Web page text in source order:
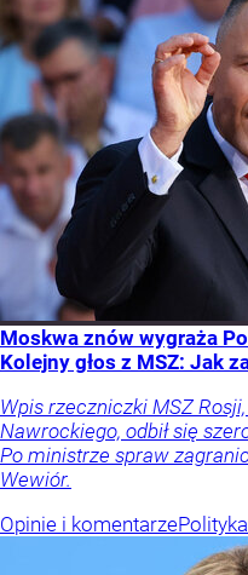
Moskwa znów wygraża
Kolejny głos z MSZ: Jak
Wpis rzeczniczki MSZ
Nawrockiego, odbił się
Po ministrze spraw
Wewiór.
Opinie i komentarzePolityka